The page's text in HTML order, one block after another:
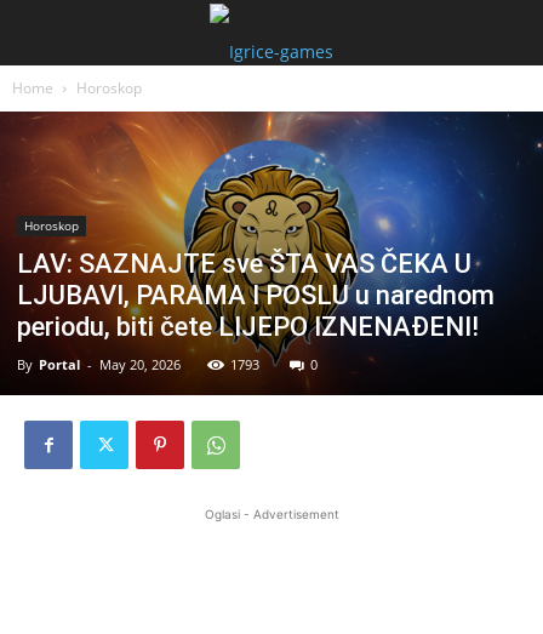
Home Horoskop
Horoskop
LAV: SAZNAJTE sve ŠTA VAS ČEKA U
LJUBAVI, PARAMA I POSLU u narednom
periodu, biti čete LIJEPO IZNENAĐENI!
By Portal - May 20, 2026 1793 0
Oglasi - Advertisement